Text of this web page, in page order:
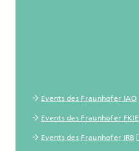
Events des Fraunhofer IAO
Events des Fraunhofer FKIE
Events des Fraunhofer IRB